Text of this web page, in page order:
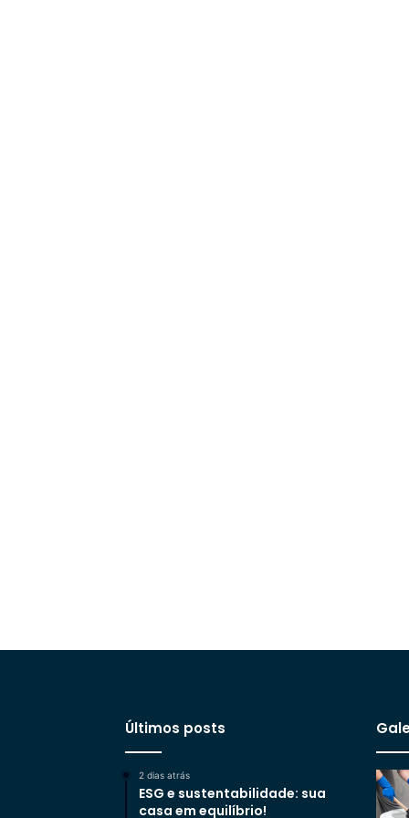
Últimos posts
2 dias atrás
ESG e sustentabilidade: sua
casa em equilíbrio!